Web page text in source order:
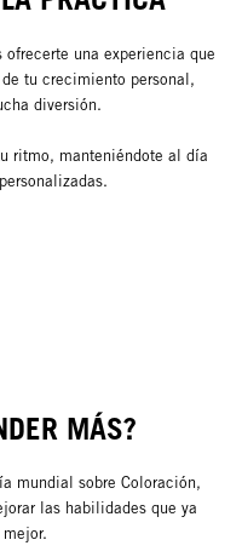
ofrecerte una experiencia que
tu crecimiento personal,
diversión.
ritmo, manteniéndote al día
MÁS?
mundial sobre Coloración,
las habilidades que ya